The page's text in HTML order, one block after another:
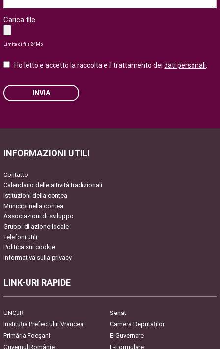
Carica file
Limite di file 24Mb
Ho letto e accetto la raccolta e il trattamento deidati personali.
INVIA
INFORMAZIONI UTILI
Contatto
Calendario delle attività tradizionali
Istituzioni della contea
Municipi nella contea
Associazioni di sviluppo
Gruppi di azione locale
Telefoni utili
Politica sui cookie
Informativa sulla privacy
LINK-URI RAPIDE
UNCJR
Senat
Instituția Prefectului Vrancea
Camera Deputaților
Primăria Focşani
E-Guvernare
Guvernul României
E-Formulare